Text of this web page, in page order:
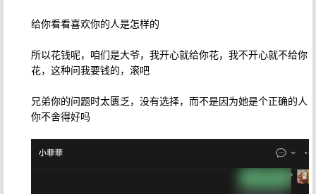
给你看看喜欢你的人是怎样的
所以花钱呢，咱们是大爷，我开心就给你花，我不开心就不给你
花，这种问我要钱的，滚吧
兄弟你的问题时太匮乏，没有选择，而不是因为她是个正确的人
你不舍得好吗